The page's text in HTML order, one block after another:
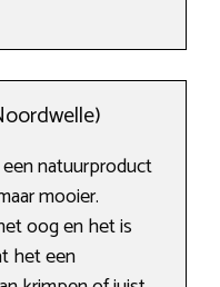
natuurproduct
mooier.
oog en het is
het een